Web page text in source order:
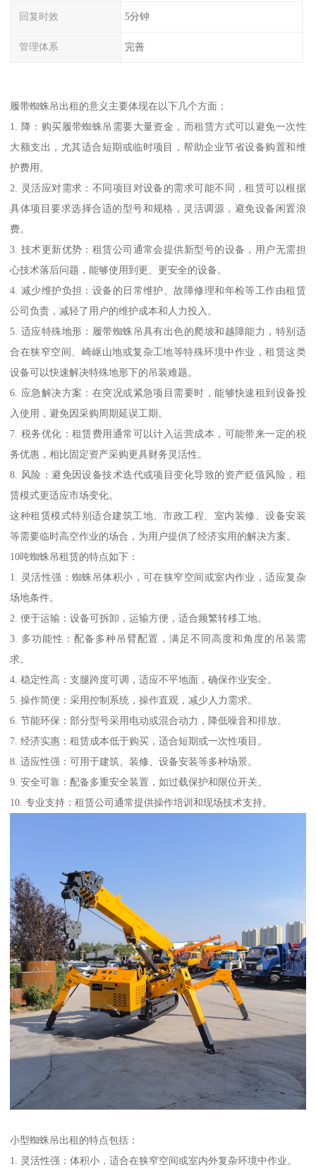
回复时效 5分钟
管理体系 完善
履带蜘蛛吊出租的意义主要体现在以下几个方面：
1. 降：购买履带蜘蛛吊需要大量资金，而租赁方式可以避免一次性
大额支出，尤其适合短期或临时项目，帮助企业节省设备购置和维
护费用。
2. 灵活应对需求：不同项目对设备的需求可能不同，租赁可以根据
具体项目要求选择合适的型号和规格，灵活调源，避免设备闲置浪
费。
3. 技术更新优势：租赁公司通常会提供新型号的设备，用户无需担
心技术落后问题，能够使用到更、更安全的设备。
4. 减少维护负担：设备的日常维护、故障修理和年检等工作由租赁
公司负责，减轻了用户的维护成本和人力投入。
5. 适应特殊地形：履带蜘蛛吊具有出色的爬坡和越障能力，特别适
合在狭窄空间、崎岖山地或复杂工地等特殊环境中作业，租赁这类
设备可以快速解决特殊地形下的吊装难题。
6. 应急解决方案：在突况或紧急项目需要时，能够快速租到设备投
入使用，避免因采购周期延误工期。
7. 税务优化：租赁费用通常可以计入运营成本，可能带来一定的税
务优惠，相比固定资产采购更具财务灵活性。
8. 风险：避免因设备技术迭代或项目变化导致的资产贬值风险，租
赁模式更适应市场变化。
这种租赁模式特别适合建筑工地、市政工程、室内装修、设备安装
等需要临时高空作业的场合，为用户提供了经济实用的解决方案。
10吨蜘蛛吊租赁的特点如下：
1. 灵活性强：蜘蛛吊体积小，可在狭窄空间或室内作业，适应复杂
场地条件。
2. 便于运输：设备可拆卸，运输方便，适合频繁转移工地。
3. 多功能性：配备多种吊臂配置，满足不同高度和角度的吊装需
求。
4. 稳定性高：支腿跨度可调，适应不平地面，确保作业安全。
5. 操作简便：采用控制系统，操作直观，减少人力需求。
6. 节能环保：部分型号采用电动或混合动力，降低噪音和排放。
7. 经济实惠：租赁成本低于购买，适合短期或一次性项目。
8. 适应性强：可用于建筑、装修、设备安装等多种场景。
9. 安全可靠：配备多重安全装置，如过载保护和限位开关。
10. 专业支持：租赁公司通常提供操作培训和现场技术支持。
小型蜘蛛吊出租的特点包括：
1. 灵活性强：体积小，适合在狭窄空间或室内外复杂环境中作业。